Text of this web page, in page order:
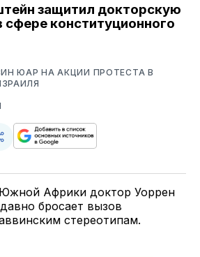
защитил докторскую
конституционного
ЮАР НА АКЦИИ ПРОТЕСТА В
ссылкой
Африки доктор Уоррен
бросает вызов
стереотипам.